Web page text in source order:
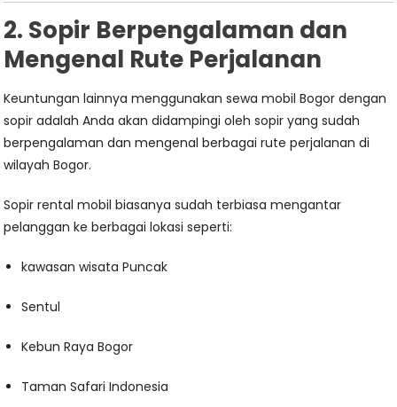
2. Sopir Berpengalaman dan
Mengenal Rute Perjalanan
Keuntungan lainnya menggunakan sewa mobil Bogor dengan
sopir adalah Anda akan didampingi oleh sopir yang sudah
berpengalaman dan mengenal berbagai rute perjalanan di
wilayah Bogor.
Sopir rental mobil biasanya sudah terbiasa mengantar
pelanggan ke berbagai lokasi seperti:
kawasan wisata Puncak
Sentul
Kebun Raya Bogor
Taman Safari Indonesia